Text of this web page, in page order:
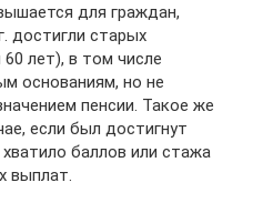
для граждан,
достигли старых
лет), в том числе
основаниям, но не
пенсии. Такое же
если был достигнут
баллов или стажа
выплат.